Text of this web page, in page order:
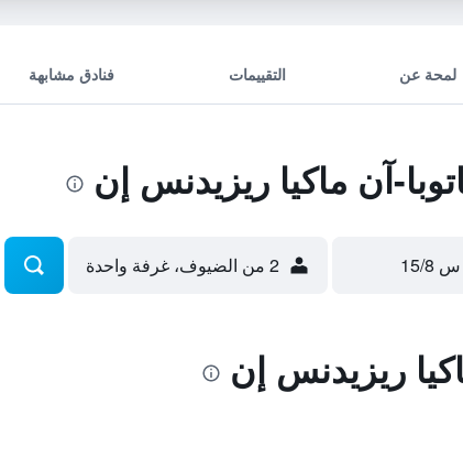
لمحة عن التقييمات فنادق مشابهة
آن ماكيا ريزيدنس إن
س 15/8 2 من الضيوف، غرفة واحدة
ريزيدنس إن